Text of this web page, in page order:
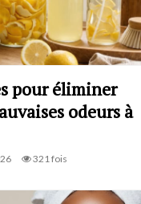
pour éliminer
odeurs à
321 fois